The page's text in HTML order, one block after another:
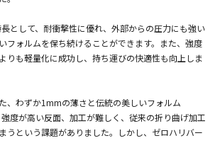
として、耐衝撃性に優れ、外部からの圧力にも強い
フォルムを保ち続けることができます。また、強度
りも軽量化に成功し、持ち運びの快適性も向上しま
、わずか1mmの薄さと伝統の美しいフォルム
度が高い反面、加工が難しく、従来の折り曲げ加工
うという課題がありました。しかし、ゼロハリバー